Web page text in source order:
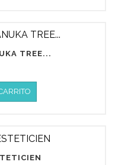
TREE...